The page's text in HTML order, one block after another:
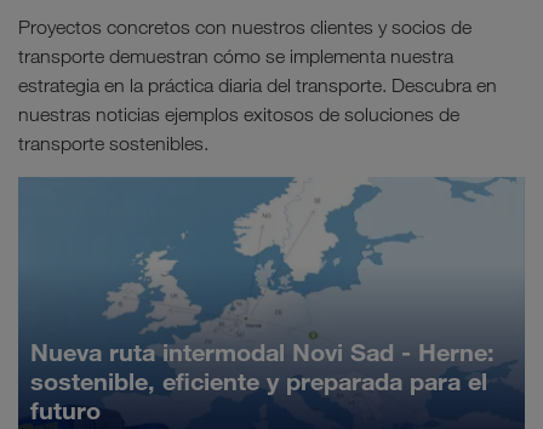
Proyectos concretos con nuestros clientes y socios de
transporte demuestran cómo se implementa nuestra
estrategia en la práctica diaria del transporte. Descubra en
nuestras noticias ejemplos exitosos de soluciones de
transporte sostenibles.
Nueva ruta intermodal Novi Sad - Herne:
sostenible, eficiente y preparada para el
futuro